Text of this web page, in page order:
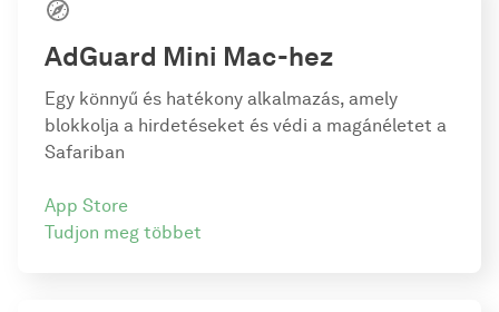
AdGuard Mini Mac-hez
Egy könnyű és hatékony alkalmazás, amely
blokkolja a hirdetéseket és védi a magánéletet a
Safariban
Tudjon meg többet
App Store